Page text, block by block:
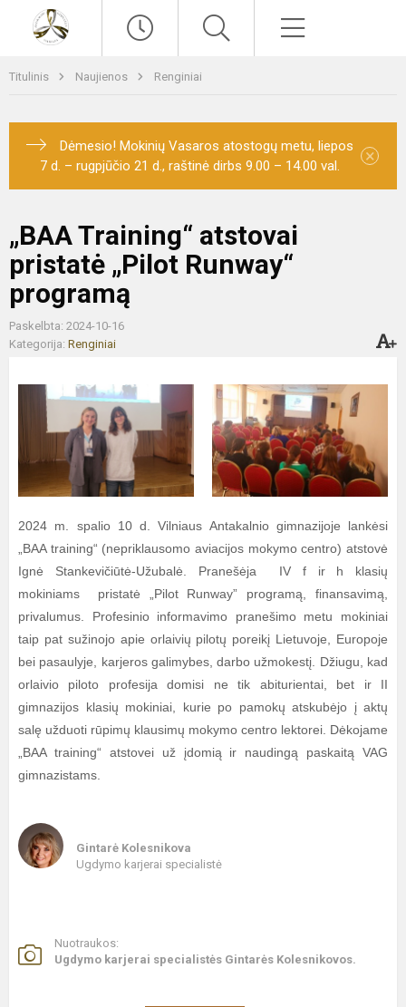
Titulinis Naujienos Renginiai
Dėmesio! Mokinių Vasaros atostogų metu, liepos
7 d. – rugpjūčio 21 d., raštinė dirbs 9.00 – 14.00 val.
×
„BAA Training“ atstovai
pristatė „Pilot Runway“
programą
Paskelbta: 2024-10-16
Kategorija: Renginiai
2024 m. spalio 10 d. Vilniaus Antakalnio gimnazijoje lankėsi
„BAA training“ (nepriklausomo aviacijos mokymo centro) atstovė
Ignė Stankevičiūtė-Užubalė. Pranešėja IV f ir h klasių
mokiniams pristatė „Pilot Runway” programą, finansavimą,
privalumus. Profesinio informavimo pranešimo metu mokiniai
taip pat sužinojo apie orlaivių pilotų poreikį Lietuvoje, Europoje
bei pasaulyje, karjeros galimybes, darbo užmokestį. Džiugu, kad
orlaivio piloto profesija domisi ne tik abiturientai, bet ir II
gimnazijos klasių mokiniai, kurie po pamokų atskubėjo į aktų
salę užduoti rūpimų klausimų mokymo centro lektorei. Dėkojame
„BAA training“ atstovei už įdomią ir naudingą paskaitą VAG
gimnazistams.
Gintarė Kolesnikova
Ugdymo karjerai specialistė
Nuotraukos:
Ugdymo karjerai specialistės Gintarės Kolesnikovos.